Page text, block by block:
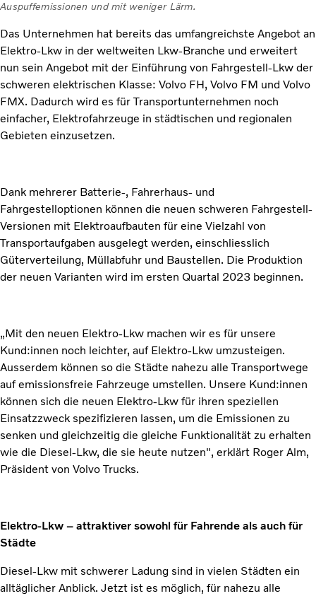
Auspuffemissionen und mit weniger Lärm.
Das Unternehmen hat bereits das umfangreichste Angebot an
Elektro-Lkw in der weltweiten Lkw-Branche und erweitert
nun sein Angebot mit der Einführung von Fahrgestell-Lkw der
schweren elektrischen Klasse: Volvo FH, Volvo FM und Volvo
FMX. Dadurch wird es für Transportunternehmen noch
einfacher, Elektrofahrzeuge in städtischen und regionalen
Gebieten einzusetzen.
Dank mehrerer Batterie-, Fahrerhaus- und
Fahrgestelloptionen können die neuen schweren Fahrgestell-
Versionen mit Elektroaufbauten für eine Vielzahl von
Transportaufgaben ausgelegt werden, einschliesslich
Güterverteilung, Müllabfuhr und Baustellen. Die Produktion
der neuen Varianten wird im ersten Quartal 2023 beginnen.
„Mit den neuen Elektro-Lkw machen wir es für unsere
Kund:innen noch leichter, auf Elektro-Lkw umzusteigen.
Ausserdem können so die Städte nahezu alle Transportwege
auf emissionsfreie Fahrzeuge umstellen. Unsere Kund:innen
können sich die neuen Elektro-Lkw für ihren speziellen
Einsatzzweck spezifizieren lassen, um die Emissionen zu
senken und gleichzeitig die gleiche Funktionalität zu erhalten
wie die Diesel-Lkw, die sie heute nutzen", erklärt Roger Alm,
Präsident von Volvo Trucks.
Elektro-Lkw – attraktiver sowohl für Fahrende als auch für
Städte
Diesel-Lkw mit schwerer Ladung sind in vielen Städten ein
alltäglicher Anblick. Jetzt ist es möglich, für nahezu alle